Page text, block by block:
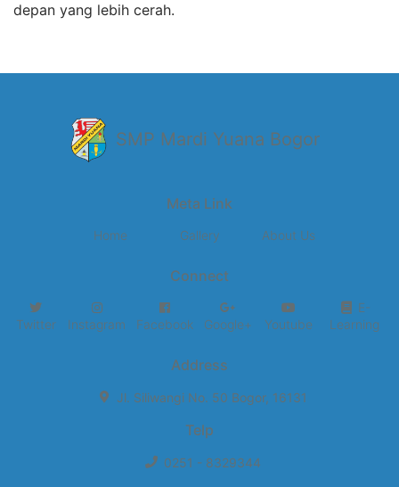
depan yang lebih cerah.
SMP Mardi Yuana Bogor
Meta Link
Home Gallery About Us
Connect
Twitter Instagram Facebook Google+ Youtube
E-
Learning
Address
Jl. Siliwangi No. 50 Bogor, 16131
Telp
0251 - 8329344